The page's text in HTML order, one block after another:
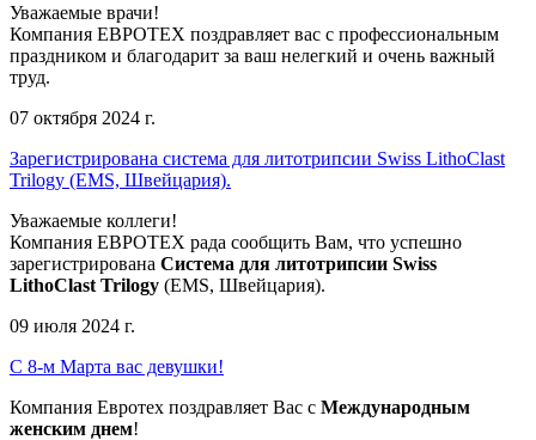
Уважаемые врачи!
Компания ЕВРОТЕХ поздравляет вас с профессиональным
праздником и благодарит за ваш нелегкий и очень важный
труд.
07 октября 2024 г.
Зарегистрирована система для литотрипсии Swiss LithoClast
Trilogy (EMS, Швейцария).
Уважаемые коллеги!
Компания ЕВРОТЕХ рада сообщить Вам, что успешно
зарегистрирована Система для литотрипсии Swiss
LithoClast Trilogy (EMS, Швейцария).
09 июля 2024 г.
С 8-м Марта вас девушки!
Компания Евротех поздравляет Вас с Международным
женским днем!